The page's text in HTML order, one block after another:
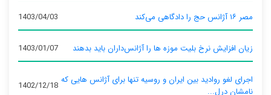
مصر ۱۶ آژانس حج را دادگاهی می‌کند 1403/04/03
زیان افزایش نرخ بلیت موزه ها را آژانس‌داران باید بدهند 1403/01/07
اجرای لغو روادید بین ایران و روسیه تنها برای آژانس‌ هایی که
نامشان درل...
1402/12/18